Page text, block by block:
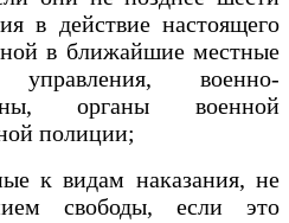
в действие настоящего
в ближайшие местные
военно-
органы военной
полиции;
к видам наказания, не
свободы, если это